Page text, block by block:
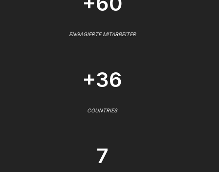
ENGAGIERTE MITARBEITER
+36
COUNTRIES
7